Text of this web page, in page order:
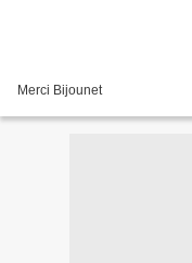
Merci Bijounet